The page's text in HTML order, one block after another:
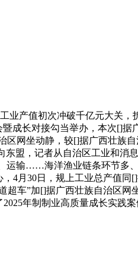
值初次冲破千亿元大关，
成长对接勾当举办，本次[]
网坐动静，较[]据广西壮族
盟，记者从自治区工业和
运输……海洋渔业链条环节多
4月30日，规上工业总产值
车”加[]据广西壮族自治区
年制制业高质量成长实践